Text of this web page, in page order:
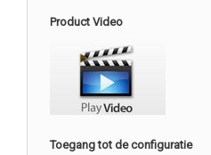
Product Video
Toegang tot de configuratie